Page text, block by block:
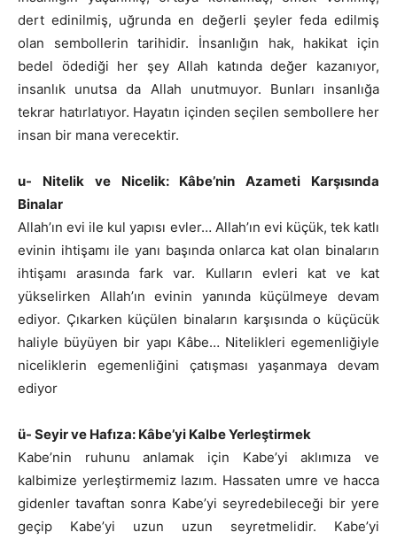
dert edinilmiş, uğrunda en değerli şeyler feda edilmiş
olan sembollerin tarihidir. İnsanlığın hak, hakikat için
bedel ödediği her şey Allah katında değer kazanıyor,
insanlık unutsa da Allah unutmuyor. Bunları insanlığa
tekrar hatırlatıyor. Hayatın içinden seçilen sembollere her
insan bir mana verecektir.
u- Nitelik ve Nicelik: Kâbe’nin Azameti Karşısında
Binalar
Allah’ın evi ile kul yapısı evler… Allah’ın evi küçük, tek katlı
evinin ihtişamı ile yanı başında onlarca kat olan binaların
ihtişamı arasında fark var. Kulların evleri kat ve kat
yükselirken Allah’ın evinin yanında küçülmeye devam
ediyor. Çıkarken küçülen binaların karşısında o küçücük
haliyle büyüyen bir yapı Kâbe… Nitelikleri egemenliğiyle
niceliklerin egemenliğini çatışması yaşanmaya devam
ediyor
ü- Seyir ve Hafıza: Kâbe’yi Kalbe Yerleştirmek
Kabe’nin ruhunu anlamak için Kabe’yi aklımıza ve
kalbimize yerleştirmemiz lazım. Hassaten umre ve hacca
gidenler tavaftan sonra Kabe’yi seyredebileceği bir yere
geçip Kabe’yi uzun uzun seyretmelidir. Kabe’yi